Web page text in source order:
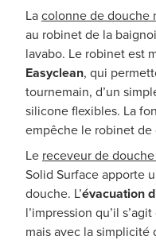
Lacolonne de douche
au robinet de la
lavabo. Le robinet est
Easyclean, qui
tournemain, d’un
silicone flexibles. La
empêche le robinet
Le receveur de
Solid Surface apporte
douche. L’évacuation
l’impression qu’il
mais avec la simplicité